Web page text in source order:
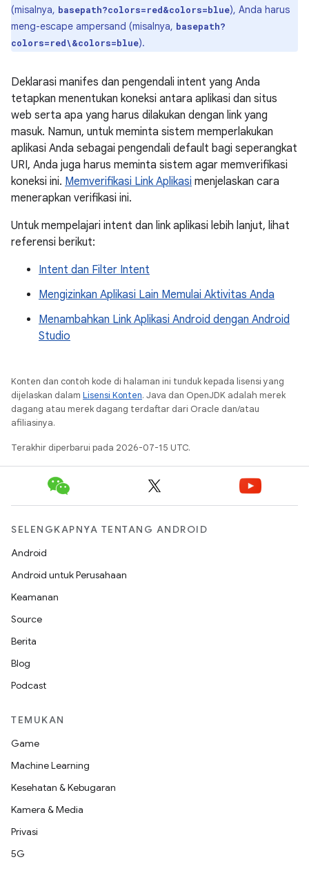
(misalnya, basepath?colors=red&colors=blue), Anda harus
meng-escape ampersand (misalnya, basepath?
colors=red\&colors=blue).
Deklarasi manifes dan pengendali intent yang Anda
tetapkan menentukan koneksi antara aplikasi dan situs
web serta apa yang harus dilakukan dengan link yang
masuk. Namun, untuk meminta sistem memperlakukan
aplikasi Anda sebagai pengendali default bagi seperangkat
URI, Anda juga harus meminta sistem agar memverifikasi
koneksi ini. Memverifikasi Link Aplikasi menjelaskan cara
menerapkan verifikasi ini.
Untuk mempelajari intent dan link aplikasi lebih lanjut, lihat
referensi berikut:
Intent dan Filter Intent
Mengizinkan Aplikasi Lain Memulai Aktivitas Anda
Menambahkan Link Aplikasi Android dengan Android
Studio
Konten dan contoh kode di halaman ini tunduk kepada lisensi yang
dijelaskan dalam Lisensi Konten. Java dan OpenJDK adalah merek
dagang atau merek dagang terdaftar dari Oracle dan/atau
afiliasinya.
Terakhir diperbarui pada 2026-07-15 UTC.
SELENGKAPNYA TENTANG ANDROID
Android
Android untuk Perusahaan
Keamanan
Source
Berita
Blog
Podcast
TEMUKAN
Game
Machine Learning
Kesehatan & Kebugaran
Kamera & Media
Privasi
5G